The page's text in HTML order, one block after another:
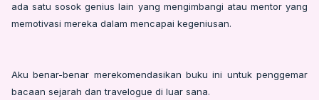
ada satu sosok genius lain yang mengimbangi atau mentor yang
memotivasi mereka dalam mencapai kegeniusan.
Aku benar-benar merekomendasikan buku ini untuk penggemar
bacaan sejarah dan travelogue di luar sana.